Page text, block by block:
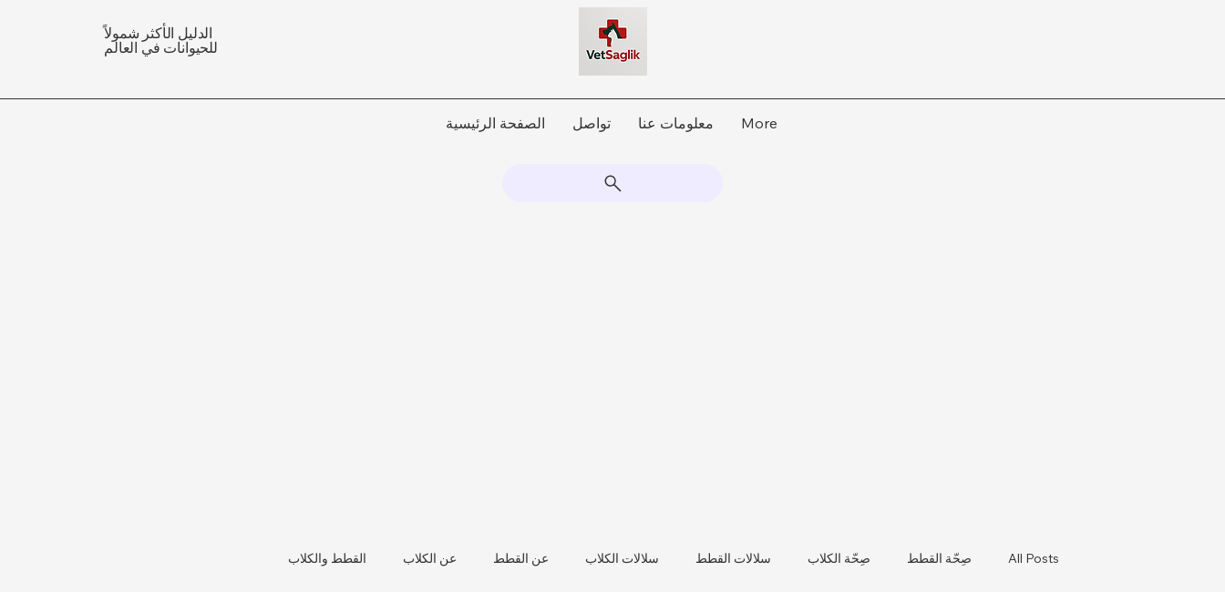
الدليل الأكثر شمولاً
للحيوانات في العالم
الصفحة الرئيسية تواصل معلومات عنا More
All Posts صِحّة القطط صِحّة الكلاب سلالات القطط سلالات الكلاب عن القطط عن الكلاب القطط والكلاب